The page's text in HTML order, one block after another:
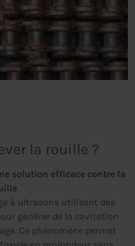
la rouille ?
solution efficace contre la
à ultrasons utilisent des
générer de la cavitation
Ce phénomène permet